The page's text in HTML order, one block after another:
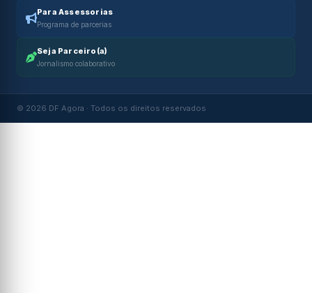
Para Assessorias
Programa de parcerias
Seja Parceiro(a)
Jornalismo colaborativo
© 2026 DF Agora · Todos os direitos reservados